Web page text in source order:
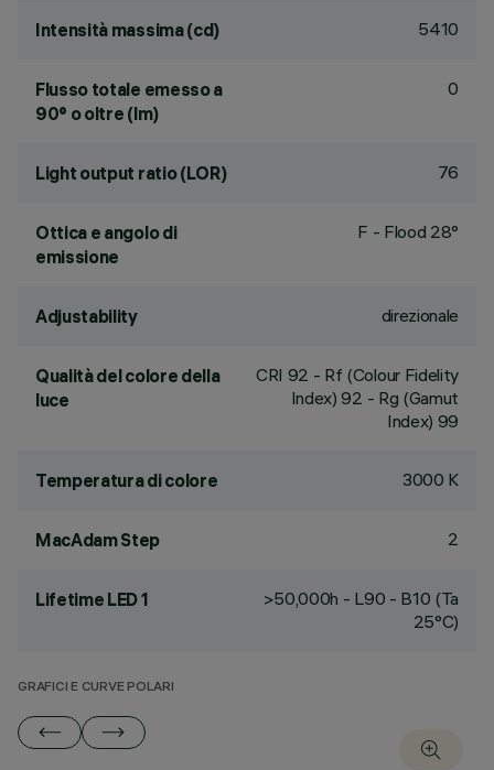
Intensità massima (cd) 5410
Flusso totale emesso a
90° o oltre (lm)
0
Light output ratio (LOR) 76
Ottica e angolo di
emissione
F - Flood 28°
Adjustability direzionale
Qualità del colore della
luce
CRI 92 - Rf (Colour Fidelity
Index) 92 - Rg (Gamut
Index) 99
Temperatura di colore 3000 K
MacAdam Step 2
Lifetime LED 1
>50,000h - L90 - B10 (Ta
25°C)
GRAFICI E CURVE POLARI